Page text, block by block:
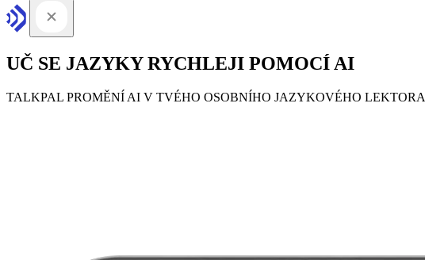
UČ SE JAZYKY RYCHLEJI POMOCÍ AI
TALKPAL PROMĚNÍ AI V TVÉHO OSOBNÍHO JAZYKOVÉHO LEKTORA